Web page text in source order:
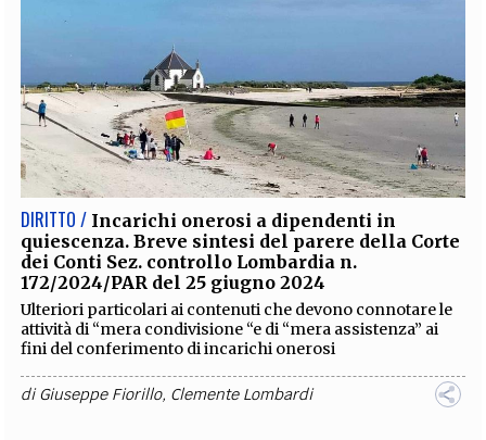
DIRITTO / Incarichi onerosi a dipendenti in
quiescenza. Breve sintesi del parere della Corte
dei Conti Sez. controllo Lombardia n.
172/2024/PAR del 25 giugno 2024
Ulteriori particolari ai contenuti che devono connotare le
attività di “mera condivisione “e di “mera assistenza” ai
fini del conferimento di incarichi onerosi
diGiuseppe Fiorillo, Clemente Lombardi